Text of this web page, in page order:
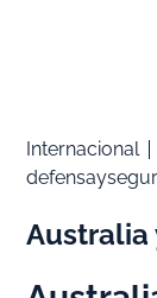
Internacional
Australia